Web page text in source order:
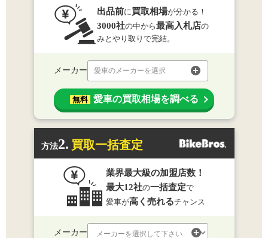
出品前に 買取相場が分かる！
3000社の中から最高入札店の
みとやり取りで完結。
メーカー 愛車のメーカーを選択
無料 愛車の買取相場を調べる
方法2. 買取一括査定
業界最大級の加盟店数！
最大12社の一括査定で
愛車が高く売れるチャンス
メーカー